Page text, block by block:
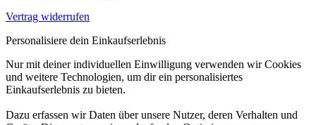
Vertrag widerrufen
Personalisiere dein Einkaufserlebnis
Nur mit deiner individuellen Einwilligung verwenden wir Cookies
und weitere Technologien, um dir ein personalisiertes
Einkaufserlebnis zu bieten.
Dazu erfassen wir Daten über unsere Nutzer, deren Verhalten und